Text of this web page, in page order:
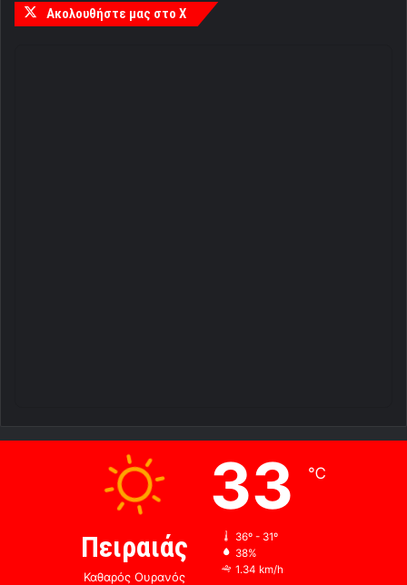
Ακολουθήστε μας στο X
Πειραιάς
Καθαρός Ουρανός
33 ℃
36º - 31º
38%
1.34 km/h